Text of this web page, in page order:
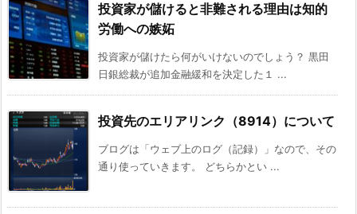
投資家が儲けると非難される理由は知的
労働への嫉妬
投資家が儲けたら何がいけないのでしょう？ 黒田
日銀総裁が追加金融緩和を決定した１ ...
投資先のエリアリンク（8914）について
ブログは「ウェブ上のログ（記録）」なので、その
通り使っていきます。 どちらかとい ...